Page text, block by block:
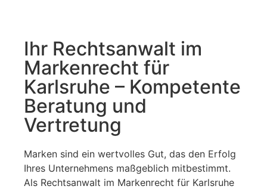
Ihr Rechtsanwalt im
Markenrecht für
Karlsruhe – Kompetente
Beratung und
Vertretung
Marken sind ein wertvolles Gut, das den Erfolg
Ihres Unternehmens maßgeblich mitbestimmt.
Als Rechtsanwalt im Markenrecht für Karlsruhe